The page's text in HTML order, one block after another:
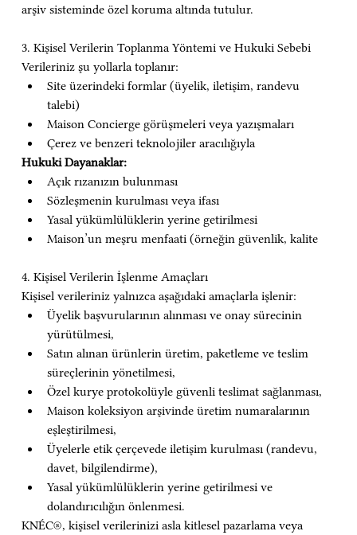
arşiv sisteminde özel koruma altında tutulur.
3. Kişisel Verilerin Toplanma Yöntemi ve Hukuki Sebebi
Verileriniz şu yollarla toplanır:
Site üzerindeki formlar (üyelik, iletişim, randevu
talebi)
Maison Concierge görüşmeleri veya yazışmaları
Çerez ve benzeri teknolojiler aracılığıyla
Hukuki Dayanaklar:
Açık rızanızın bulunması
Sözleşmenin kurulması veya ifası
Yasal yükümlülüklerin yerine getirilmesi
Maison’un meşru menfaati (örneğin güvenlik, kalite
4. Kişisel Verilerin İşlenme Amaçları
Kişisel verileriniz yalnızca aşağıdaki amaçlarla işlenir:
Üyelik başvurularının alınması ve onay sürecinin
yürütülmesi,
Satın alınan ürünlerin üretim, paketleme ve teslim
süreçlerinin yönetilmesi,
Özel kurye protokolüyle güvenli teslimat sağlanması,
Maison koleksiyon arşivinde üretim numaralarının
eşleştirilmesi,
Üyelerle etik çerçevede iletişim kurulması (randevu,
davet, bilgilendirme),
Yasal yükümlülüklerin yerine getirilmesi ve
dolandırıcılığın önlenmesi.
KNÉC®, kişisel verilerinizi asla kitlesel pazarlama veya